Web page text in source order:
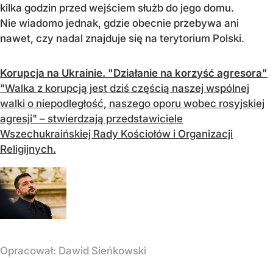
kilka godzin przed wejściem służb do jego domu.
Nie wiadomo jednak, gdzie obecnie przebywa ani
nawet, czy nadal znajduje się na terytorium Polski.
Korupcja na Ukrainie. "Działanie na korzyść agresora"
"Walka z korupcją jest dziś częścią naszej wspólnej
walki o niepodległość, naszego oporu wobec rosyjskiej
agresji" – stwierdzają przedstawiciele
Wszechukraińskiej Rady Kościołów i Organizacji
Religijnych.
Opracował: Dawid Sieńkowski